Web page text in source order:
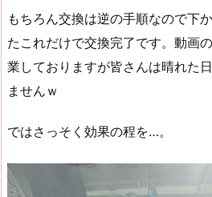
もちろん交換は逆の手順なので下
たこれだけで交換完了です。動画
業しておりますが皆さんは晴れた
ませんｗ
ではさっそく効果の程を…。